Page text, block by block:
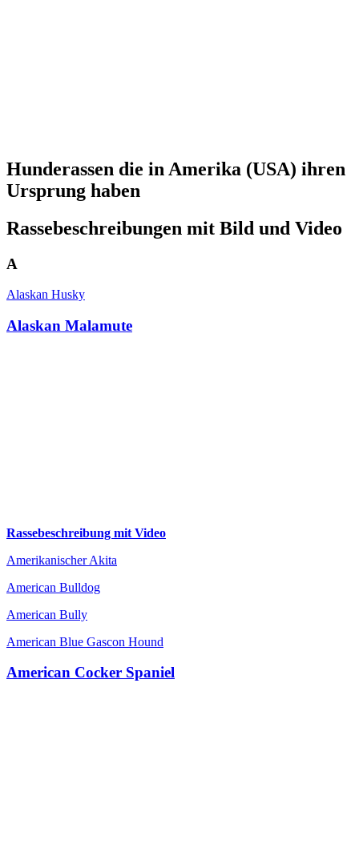
Hunderassen die in Amerika (USA) ihren
Ursprung haben
Rassebeschreibungen mit Bild und Video
A
Alaskan Husky
Alaskan Malamute
Rassebeschreibung mit Video
Amerikanischer Akita
American Bulldog
American Bully
American Blue Gascon Hound
American Cocker Spaniel